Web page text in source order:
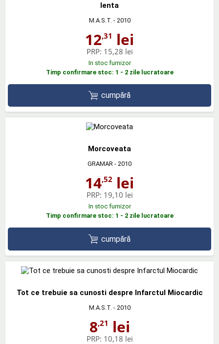
lenta
M.A.S.T. - 2010
12,31 lei
PRP: 15,28 lei
In stoc furnizor
Timp confirmare stoc: 1 - 2 zile lucratoare
cumpără
Morcoveata
GRAMAR - 2010
14,52 lei
PRP: 19,10 lei
In stoc furnizor
Timp confirmare stoc: 1 - 2 zile lucratoare
cumpără
Tot ce trebuie sa cunosti despre Infarctul Miocardic
M.A.S.T. - 2010
8,21 lei
PRP: 10,18 lei